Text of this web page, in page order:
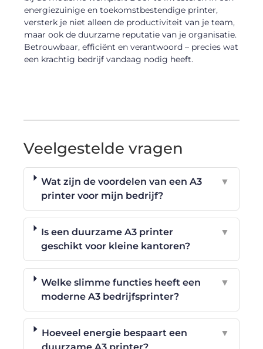
energiezuinige en toekomstbestendige printer,
versterk je niet alleen de productiviteit van je team,
maar ook de duurzame reputatie van je organisatie.
Betrouwbaar, efficiënt en verantwoord – precies wat
een krachtig bedrijf vandaag nodig heeft.
Veelgestelde vragen
Wat zijn de voordelen van een A3
printer voor mijn bedrijf?
▼
Is een duurzame A3 printer
geschikt voor kleine kantoren?
▼
Welke slimme functies heeft een
moderne A3 bedrijfsprinter?
▼
Hoeveel energie bespaart een
duurzame A3 printer?
▼